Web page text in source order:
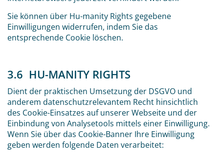
Sie können über Hu-manity Rights gegebene
Einwilligungen widerrufen, indem Sie das
entsprechende Cookie löschen.
3.6 HU-MANITY RIGHTS
Dient der praktischen Umsetzung der DSGVO und
anderem datenschutzrelevantem Recht hinsichtlich
des Cookie-Einsatzes auf unserer Webseite und der
Einbindung von Analysetools mittels einer Einwilligung.
Wenn Sie über das Cookie-Banner Ihre Einwilligung
geben werden folgende Daten verarbeitet: